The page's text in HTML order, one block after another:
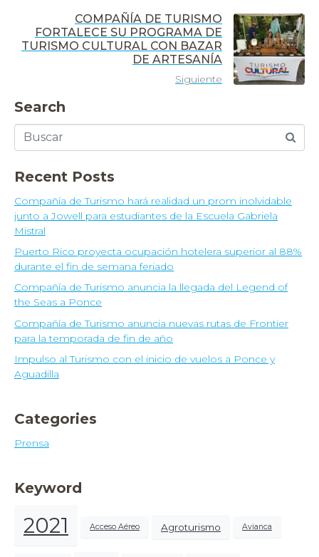
COMPAÑÍA DE TURISMO
FORTALECE SU PROGRAMA DE
TURISMO CULTURAL CON BAZAR
DE ARTESANÍA
Siguiente
Search
Recent Posts
Compañía de Turismo hará realidad un prom inolvidable
junto a Jowell para estudiantes de la Escuela Gabriela
Mistral
Puerto Rico proyecta ocupación hotelera superior al 88%
durante el fin de semana feriado
Compañía de Turismo anuncia la llegada del Legend of
the Seas a Ponce
Compañía de Turismo anuncia nuevas rutas de Frontier
para la temporada de fin de año
Impulso al Turismo con el inicio de vuelos a Ponce y
Aguadilla
Categories
Prensa
Keyword
2021 Acceso Aéreo Agroturismo Avianca